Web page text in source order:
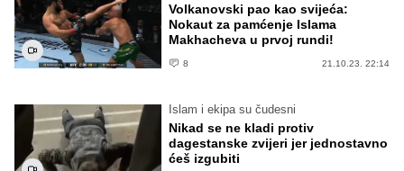
Volkanovski pao kao svijeća:
Nokaut za pamćenje Islama
Makhacheva u prvoj rundi!
8 21.10.23. 22:14
Islam i ekipa su čudesni
Nikad se ne kladi protiv
dagestanske zvijeri jer jednostavno
ćeš izgubiti